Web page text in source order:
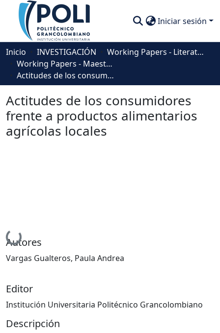
Iniciar sesión
Comunidades
Descubre
Inicio INVESTIGACIÓN
Working Papers - Literatura Gris (Postgrado)
Working Papers - Maestría en Gerencia Estratégica de Mercadeo
Actitudes de los consumidores frente a productos alimentarios agrícolas locales
Actitudes de los consumidores
frente a productos alimentarios
agrícolas locales
Cargando...
Autores
Vargas Gualteros, Paula Andrea
Editor
Institución Universitaria Politécnico Grancolombiano
Descripción